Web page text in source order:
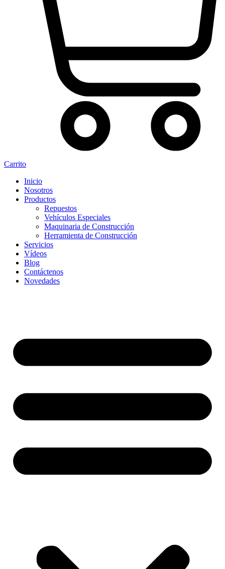
Carrito
Inicio
Nosotros
Productos
Repuestos
Vehículos Especiales
Maquinaria de Construcción
Herramienta de Construcción
Servicios
Vídeos
Blog
Contáctenos
Novedades